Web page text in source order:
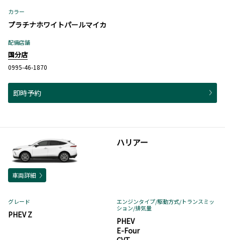
カラー
プラチナホワイトパールマイカ
配備店舗
国分店
0995-46-1870
即時予約
ハリアー
車両詳細
グレード
PHEV Z
エンジンタイプ/駆動方式/トランスミッ
ション/排気量
PHEV
E-Four